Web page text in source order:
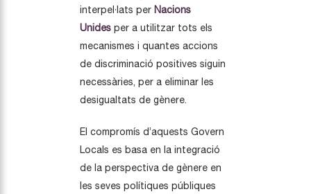
interpel·lats per Nacions
Unides per a utilitzar tots els
mecanismes i quantes accions
de discriminació positives siguin
necessàries, per a eliminar les
desigualtats de gènere.
El compromís d’aquests Govern
Locals es basa en la integració
de la perspectiva de gènere en
les seves polítiques públiques